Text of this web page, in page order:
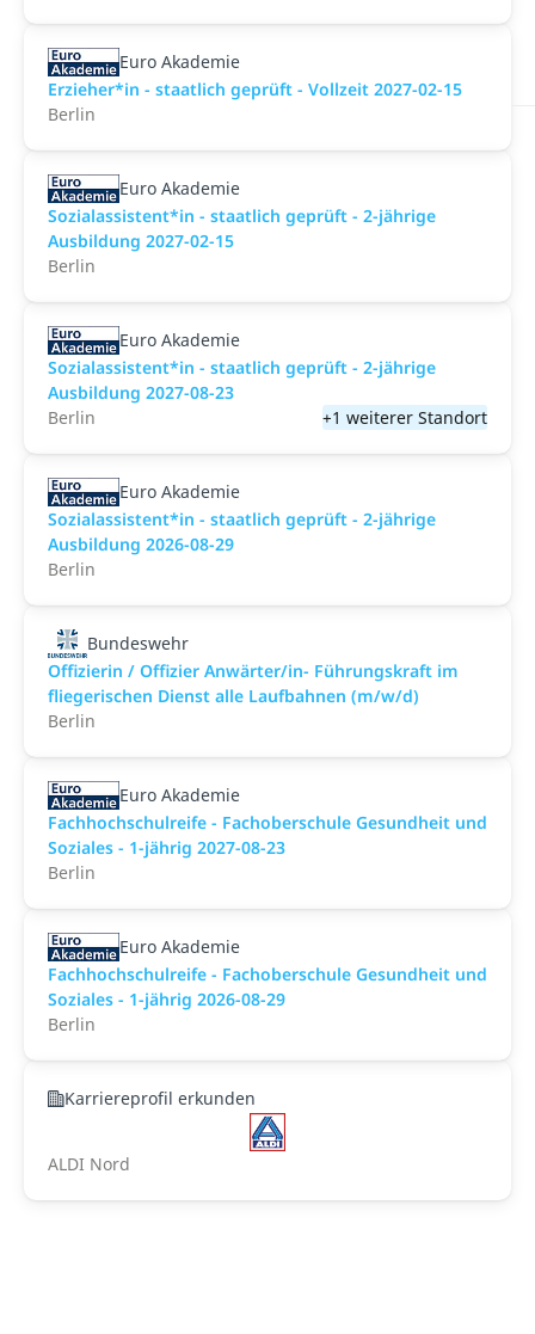
Euro Akademie
Erzieher*in - staatlich geprüft - Vollzeit 2027-02-15
Berlin
Euro Akademie
Sozialassistent*in - staatlich geprüft - 2-jährige
Ausbildung 2027-02-15
Berlin
Euro Akademie
Sozialassistent*in - staatlich geprüft - 2-jährige
Ausbildung 2027-08-23
Berlin
+1 weiterer Standort
Euro Akademie
Sozialassistent*in - staatlich geprüft - 2-jährige
Ausbildung 2026-08-29
Berlin
Bundeswehr
Offizierin / Offizier Anwärter/in- Führungskraft im
fliegerischen Dienst alle Laufbahnen (m/w/d)
Berlin
Euro Akademie
Fachhochschulreife - Fachoberschule Gesundheit und
Soziales - 1-jährig 2027-08-23
Berlin
Euro Akademie
Fachhochschulreife - Fachoberschule Gesundheit und
Soziales - 1-jährig 2026-08-29
Berlin
Karriereprofil erkunden
ALDI Nord